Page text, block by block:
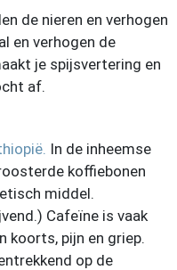
de nieren en verhogen
en verhogen de
je spijsvertering en
af.
In de inheemse
koffiebonen
middel.
Cafeïne is vaak
koorts, pijn en griep.
op de